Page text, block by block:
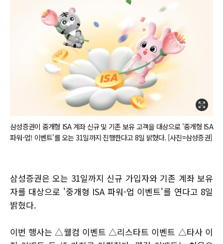
삼성증권이 중개형 ISA 계좌 신규 및 기존 보유 고객을 대상으로 '중개형 ISA
파워-업! 이벤트'를 오는 31일까지 진행한다고 8일 밝혔다. [사진=삼성증권]
삼성증권은 오는 31일까지 신규 가입자와 기존 계좌 보유
자를 대상으로 '중개형 ISA 파워-업 이벤트'를 연다고 8일
밝혔다.
이번 행사는 △웰컴 이벤트 △리스타트 이벤트 △타사 이